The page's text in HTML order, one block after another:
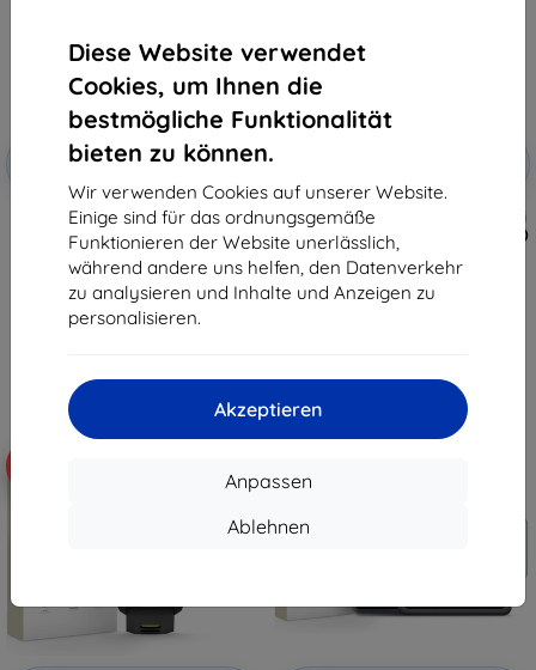
Diese Website verwendet
Cookies, um Ihnen die
bestmögliche Funktionalität
bieten zu können.
Wir verwenden Cookies auf unserer Website.
Einige sind für das ordnungsgemäße
Funktionieren der Website unerlässlich,
während andere uns helfen, den Datenverkehr
zu analysieren und Inhalte und Anzeigen zu
personalisieren.
Akzeptieren
Anpassen
Ablehnen
Rabatt
mit
Gutschein
EXTRA10
Tactical Glass Shield 5D für
Samsung Galaxy Z Flip 8,
schwarz, außen, 57983130475
10,90 €
9,81 €
Gutschein
Taktisches Schutzglas für Xiaomi
Pad 7/8/8 Pro, klar (57983130431)
13,90 €
12,51 €